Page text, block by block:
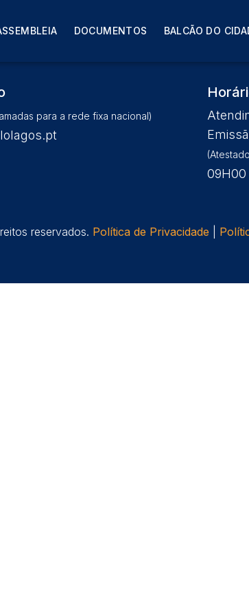
DOCUMENTOS BALCÃO DO
para a rede fixa nacional)
09H00
reservados. Política de Privacidade